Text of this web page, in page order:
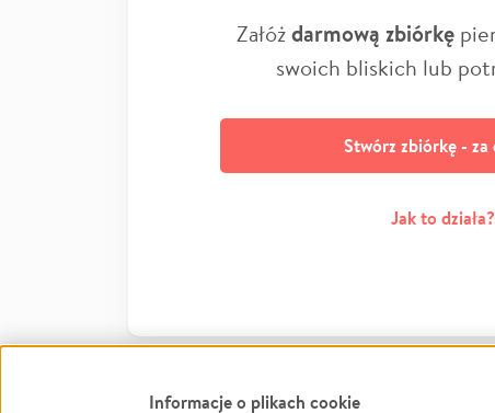
Załóżdarmową zbiórkę
swoich bliskich lub
Stwórz zbiórkę - za
Jak to działa?
Informacje o plikach cookie